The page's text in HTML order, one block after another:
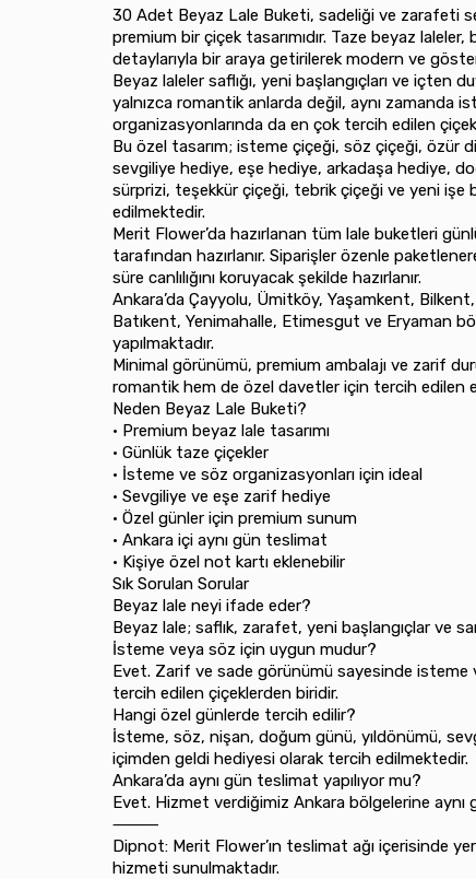
30 Adet Beyaz Lale Buketi, sadeliği ve zarafeti
premium bir çiçek tasarımıdır. Taze beyaz
detaylarıyla bir araya getirilerek modern ve
Beyaz laleler saflığı, yeni başlangıçları ve içten
yalnızca romantik anlarda değil, aynı zamanda
organizasyonlarında da en çok tercih edilen
Bu özel tasarım; isteme çiçeği, söz çiçeği, özür
sevgiliye hediye, eşe hediye, arkadaşa hediye,
sürprizi, teşekkür çiçeği, tebrik çiçeği ve yeni işe
edilmektedir.
Merit Flower’da hazırlanan tüm lale buketleri
tarafından hazırlanır. Siparişler özenle
süre canlılığını koruyacak şekilde hazırlanır.
Ankara’da Çayyolu, Ümitköy, Yaşamkent,
Batıkent, Yenimahalle, Etimesgut ve Eryaman
yapılmaktadır.
Minimal görünümü, premium ambalajı ve zarif
romantik hem de özel davetler için tercih edilen
Neden Beyaz Lale Buketi?
•⁠ ⁠Premium beyaz lale tasarımı
•⁠ ⁠Günlük taze çiçekler
•⁠ ⁠İsteme ve söz organizasyonları için ideal
•⁠ ⁠Sevgiliye ve eşe zarif hediye
•⁠ ⁠Özel günler için premium sunum
•⁠ ⁠Ankara içi aynı gün teslimat
•⁠ ⁠Kişiye özel not kartı eklenebilir
Sık Sorulan Sorular
Beyaz lale neyi ifade eder?
Beyaz lale; saflık, zarafet, yeni başlangıçlar ve
İsteme veya söz için uygun mudur?
Evet. Zarif ve sade görünümü sayesinde isteme
tercih edilen çiçeklerden biridir.
Hangi özel günlerde tercih edilir?
İsteme, söz, nişan, doğum günü, yıldönümü,
içimden geldi hediyesi olarak tercih edilmektedir.
Ankara’da aynı gün teslimat yapılıyor mu?
Evet. Hizmet verdiğimiz Ankara bölgelerine aynı
⸻
Dipnot: Merit Flower’ın teslimat ağı içerisinde
hizmeti sunulmaktadır.